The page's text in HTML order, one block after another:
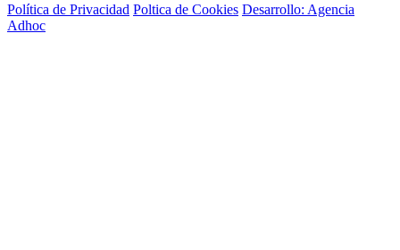
Política de Privacidad Poltica de Cookies Desarrollo: Agencia
Adhoc